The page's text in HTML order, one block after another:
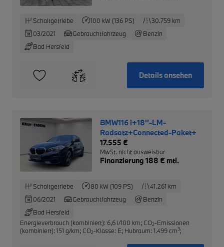
Schaltgetriebe 100 kW (136 PS)
30.759 km
03/2021
Gebrauchtfahrzeug
Benzin
Bad Hersfeld
Details ansehen
BMW116 i+18''-LM-
Radsatz+Connected-Paket+
17.555 €
MwSt. nicht ausweisbar
Finanzierung 188 € mtl.
Schaltgetriebe 80 kW (109 PS)
41.261 km
06/2021
Gebrauchtfahrzeug
Benzin
Bad Hersfeld
Energieverbrauch (kombiniert): 6,6 l/100 km; CO2-Emissionen
(kombiniert): 151 g/km; CO2-Klasse: E; Hubraum: 1.499 cm3;